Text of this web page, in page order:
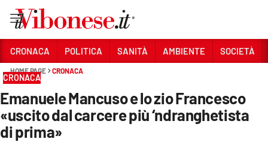
Sezioni
CRONACA
POLITICA
CRONACA POLITICA SANITÀ AMBIENTE SOCIETÀ
HOME PAGE CRONACA
CRONACA
Emanuele Mancuso e lo zio Francesco
«uscito dal carcere più ‘ndranghetista
di prima»